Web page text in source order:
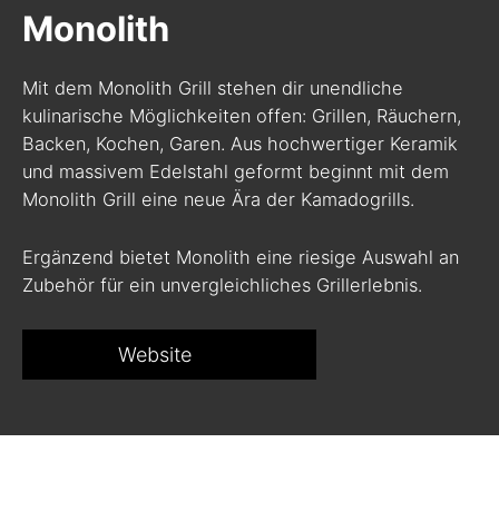
Monolith
Mit dem Monolith Grill stehen dir unendliche
kulinarische Möglichkeiten offen: Grillen, Räuchern,
Backen, Kochen, Garen. Aus hochwertiger Keramik
und massivem Edelstahl geformt beginnt mit dem
Monolith Grill eine neue Ära der Kamadogrills.
Ergänzend bietet Monolith eine riesige Auswahl an
Zubehör für ein unvergleichliches Grillerlebnis.
Website